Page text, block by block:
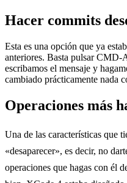
Hacer commits
Esta es una opción que ya
anteriores. Basta pulsar CMD-
escribamos el mensaje y
cambiado prácticamente nada
Operaciones más
Una de las características que
«desaparecer», es decir, no
operaciones que hagas con él